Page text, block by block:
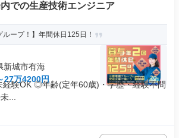
での生産技術エンジニア
ループ！】年間休日125日！
新城市有海
27万4200円
経験OK ◎年齢(定年60歳)・学歴・経験不問
...